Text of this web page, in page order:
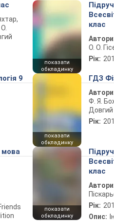
показати
обкладинку
клас
О. О.
Рік:
9
показати
обкладинку
ГДЗ
Ф. Я.
Довгий
Рік:
мова
показати
обкладинку
клас
Рік:
Опис: